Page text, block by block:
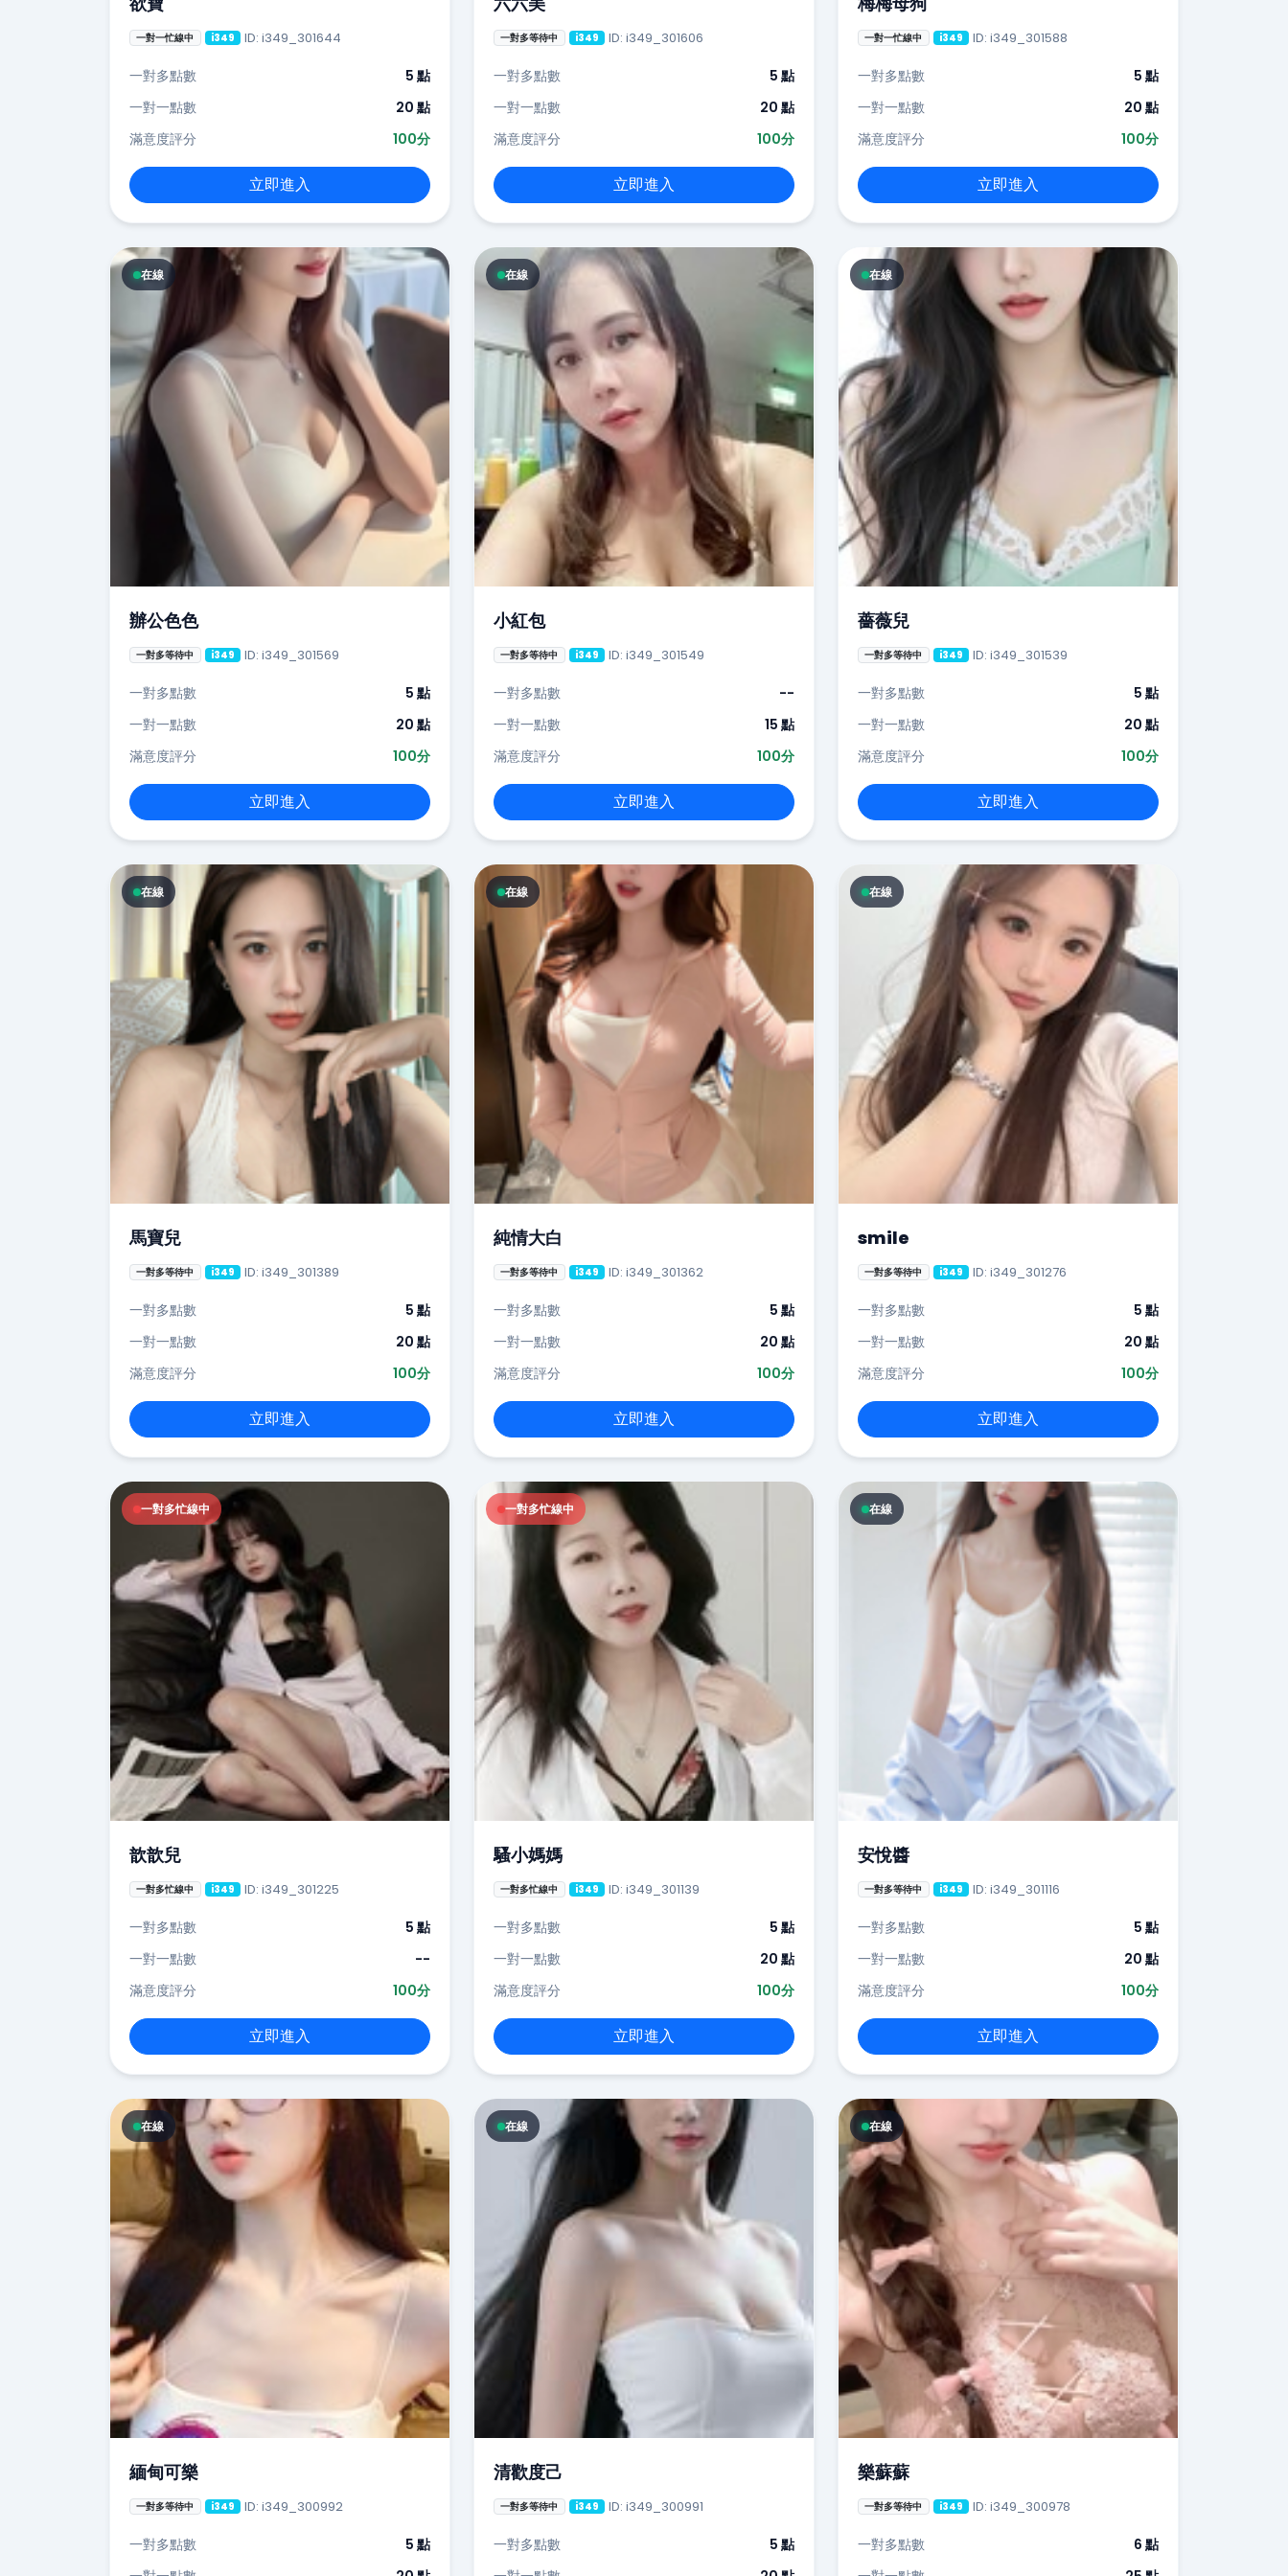
一對一忙線中 i349 ID: i349_301644
一對多點數
5 點
一對一點數
20 點
滿意度評分
100分
立即進入
一對多等待中 i349 ID: i349_301606
一對多點數
5 點
一對一點數
20 點
滿意度評分
100分
立即進入
一對一忙線中 i349 ID: i349_301588
一對多點數
5 點
一對一點數
20 點
滿意度評分
100分
立即進入
在線
辦公色色
一對多等待中 i349 ID: i349_301569
一對多點數
5 點
一對一點數
20 點
滿意度評分
100分
立即進入
在線
小紅包
一對多等待中 i349 ID: i349_301549
一對多點數
--
一對一點數
15 點
滿意度評分
100分
立即進入
在線
薔薇兒
一對多等待中 i349 ID: i349_301539
一對多點數
5 點
一對一點數
20 點
滿意度評分
100分
立即進入
在線
馬寶兒
一對多等待中 i349 ID: i349_301389
一對多點數
5 點
一對一點數
20 點
滿意度評分
100分
立即進入
在線
純情大白
一對多等待中 i349 ID: i349_301362
一對多點數
5 點
一對一點數
20 點
滿意度評分
100分
立即進入
在線
smile
一對多等待中 i349 ID: i349_301276
一對多點數
5 點
一對一點數
20 點
滿意度評分
100分
立即進入
一對多忙線中
歆歆兒
一對多忙線中 i349 ID: i349_301225
一對多點數
5 點
一對一點數
--
滿意度評分
100分
立即進入
一對多忙線中
騷小媽媽
一對多忙線中 i349 ID: i349_301139
一對多點數
5 點
一對一點數
20 點
滿意度評分
100分
立即進入
在線
安悅醬
一對多等待中 i349 ID: i349_301116
一對多點數
5 點
一對一點數
20 點
滿意度評分
100分
立即進入
在線
緬甸可樂
一對多等待中 i349 ID: i349_300992
一對多點數
5 點
在線
清歡度己
一對多等待中 i349 ID: i349_300991
一對多點數
5 點
在線
樂蘇蘇
一對多等待中 i349 ID: i349_300978
一對多點數
6 點